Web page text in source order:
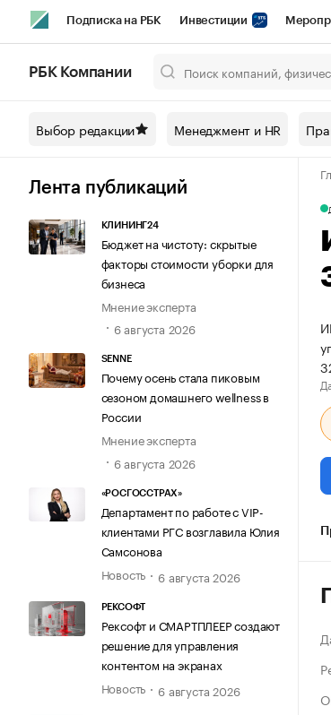
Подписка на РБК Инвестиции
Спецпроекты СПб Конференции СПб
Технологии и медиа Рынок
РБК Компании
Выбор редакции Менеджмент и HR
Лента публикаций
КЛИНИНГ24
Бюджет на чистоту: скрытые
факторы стоимости уборки для
бизнеса
Мнение эксперта
6 августа 2026
SENNE
Почему осень стала пиковым
сезоном домашнего wellness в
России
Мнение эксперта
6 августа 2026
«РОСГОССТРАХ»
Департамент по работе с VIP-
клиентами РГС возглавила Юлия
Самсонова
Новость
6 августа 2026
РЕКСОФТ
Рексофт и СМАРТПЛЕЕР создают
решение для управления
контентом на экранах
Новость
6 августа 2026